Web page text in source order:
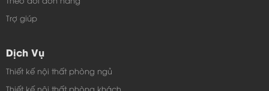
Trợ giúp
Dịch Vụ
Thiết kế nội thất phòng ngủ
Thiết kế nội thất phòng khách